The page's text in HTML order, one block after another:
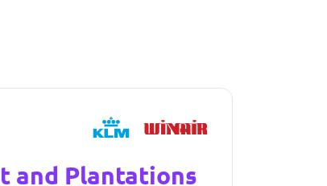
and Plantations